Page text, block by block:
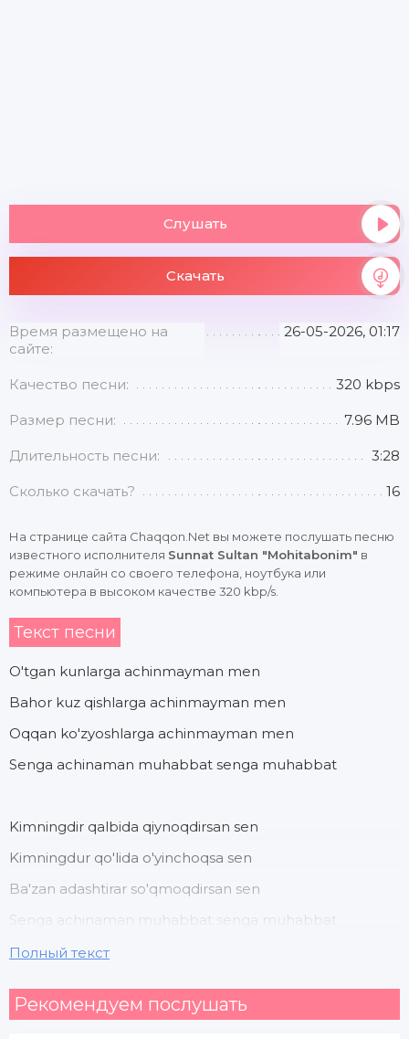
Слушать
Скачать
Время размещено на
сайте:
26-05-2026, 01:17
Качество песни: 320 kbps
Размер песни: 7.96 MB
Длительность песни: 3:28
Сколько скачать? 16
На странице сайта Chaqqon.Net вы можете послушать песню
известного исполнителя Sunnat Sultan "Mohitabonim" в
режиме онлайн со своего телефона, ноутбука или
компьютера в высоком качестве 320 kbp/s.
Текст песни
O'tgan kunlarga achinmayman men
Bahor kuz qishlarga achinmayman men
Oqqan ko'zyoshlarga achinmayman men
Senga achinaman muhabbat senga muhabbat
Kimningdir qalbida qiynoqdirsan sen
Kimningdur qo'lida o'yinchoqsa sen
Ba'zan adashtirar so'qmoqdirsan sen
Senga achinaman muhabbat senga muhabbat
Asli yetb bo'lmas armon ekansan
Полный текст
Рекомендуем послушать